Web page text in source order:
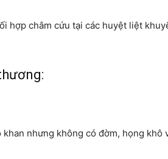
hợp châm cứu tại các huyệt liệt
nhưng không có đờm, họng khô